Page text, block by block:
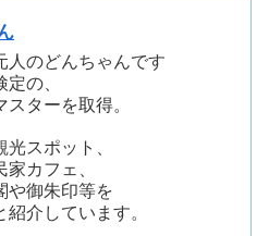
人のどんちゃんです
の、
スターを取得。
光スポット、
家カフェ、
や御朱印等を
紹介しています。